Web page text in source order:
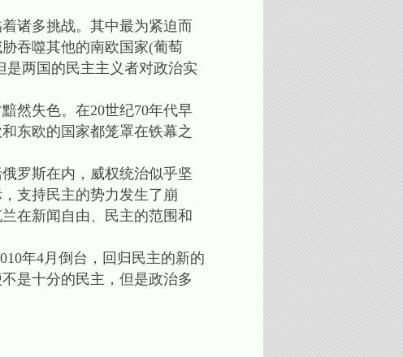
诸多挑战。其中最为紧迫而
吞噬其他的南欧国家(葡萄
两国的民主主义者对政治实
然失色。在20世纪70年代早
东欧的国家都笼罩在铁幕之
罗斯在内，威权统治似乎坚
支持民主的势力发生了崩
在新闻自由、民主的范围和
年4月倒台，回归民主的新的
是十分的民主，但是政治多